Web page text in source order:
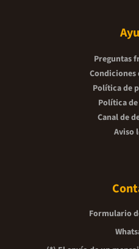
Preguntas
Condiciones
Política de
Política
Canal de
Aviso
Formulario